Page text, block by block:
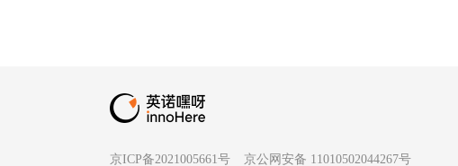
京ICP备2021005661号 京公网安备 11010502044267号